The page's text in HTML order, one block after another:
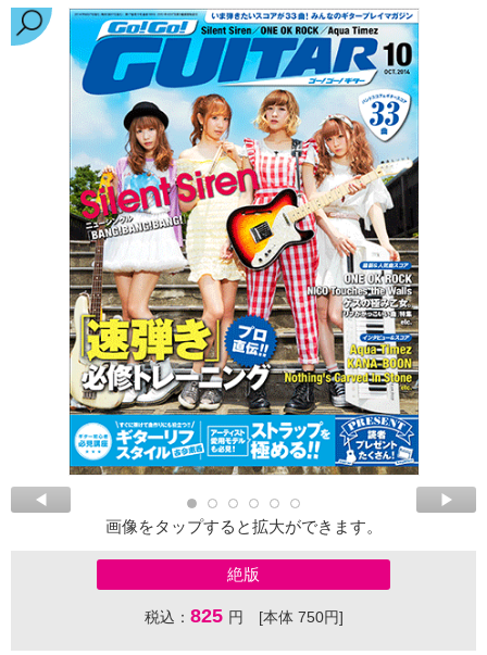
画像をタップすると拡大ができます。
絶版
税込： 825 円 [本体 750円]